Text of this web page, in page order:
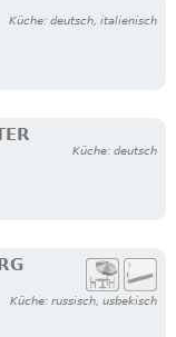
Küche: deutsch, italienisch
Küche: deutsch
Küche: russisch, usbekisch